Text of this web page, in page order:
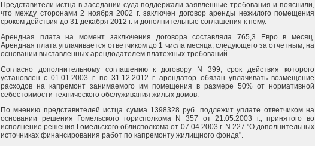
Представители истца в заседании суда поддержали заявленные требования и пояснили,
что между сторонами 2 ноября 2002 г. заключен договор аренды нежилого помещения
сроком действия до 31 декабря 2012 г. и дополнительные соглашения к нему.
Арендная плата на момент заключения договора составляла 765,3 Евро в месяц.
Арендная плата уплачивается ответчиком до 1 числа месяца, следующего за отчетным, на
основании выставленных арендодателем платежных требований.
Согласно дополнительному соглашению к договору N 399, срок действия которого
установлен с 01.01.2003 г. по 31.12.2012 г. арендатор обязан уплачивать возмещение
расходов на капремонт занимаемого им помещения в размере 50% от нормативной
себестоимости технического обслуживания жилых домов.
По мнению представителей истца сумма 1398328 руб. подлежит уплате ответчиком на
основании решения Гомельского горисполкома N 357 от 21.05.2003 г., принятого во
исполнение решения Гомельского облисполкома от 07.04.2003 г. N 227 "О дополнительных
источниках финансирования работ по капремонту жилищного фонда".